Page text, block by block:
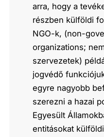
arra, hogy a
részben külföldi
NGO-k, (non-
organizations;
szervezetek)
jogvédő
egyre nagyobb
szerezni a hazai
Egyesült
entitásokat külföldi